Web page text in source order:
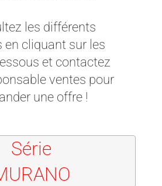
les différents
en cliquant sur les
et contactez
ventes pour
une offre !
Série